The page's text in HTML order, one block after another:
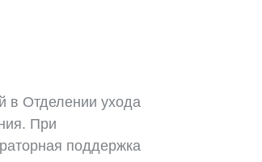
в Отделении ухода
При
поддержка